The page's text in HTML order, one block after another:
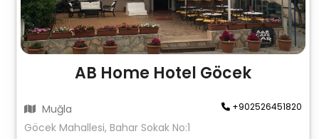
AB Home Hotel Göcek
Muğla +902526451820
Göcek Mahallesi, Bahar Sokak No:1